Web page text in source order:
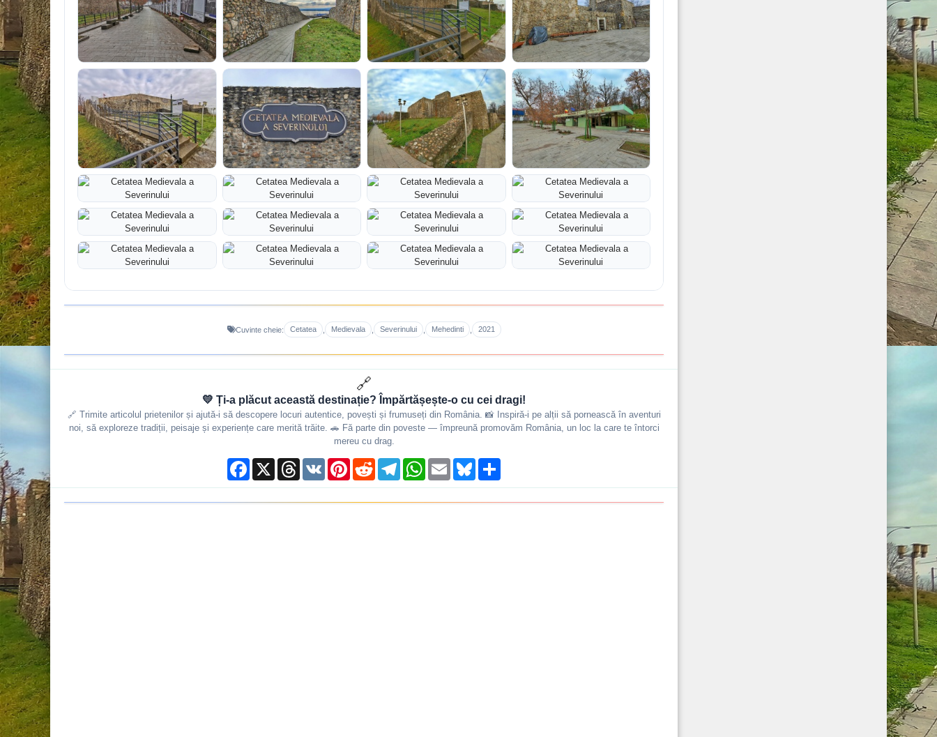
Cuvinte cheie: Cetatea Medievala Severinului Mehedinti 2021
🔗
💛 Ți-a plăcut această destinație? Împărtășește-o cu cei dragi!
🔗 Trimite articolul prietenilor și ajută-i să descopere locuri autentice, povești și frumuseți din România. 📸 Inspiră-i pe alții să pornească în aventuri
noi, să exploreze tradiții, peisaje și experiențe care merită trăite. 🚗 Fă parte din poveste — împreună promovăm România, un loc la care te întorci
mereu cu drag.
Facebook
X ThreadsVK PinterestReddit TelegramWhatsApp
Email Bluesky